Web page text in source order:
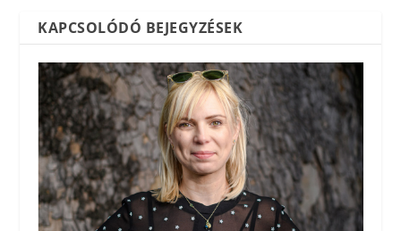
KAPCSOLÓDÓ BEJEGYZÉSEK